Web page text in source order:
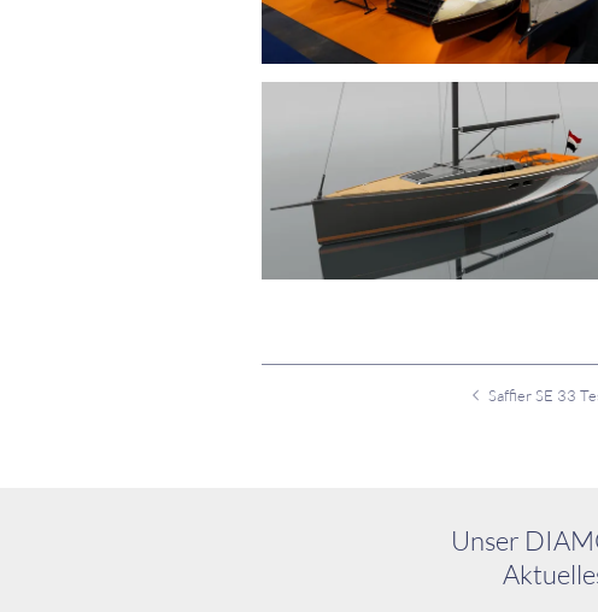
Unser